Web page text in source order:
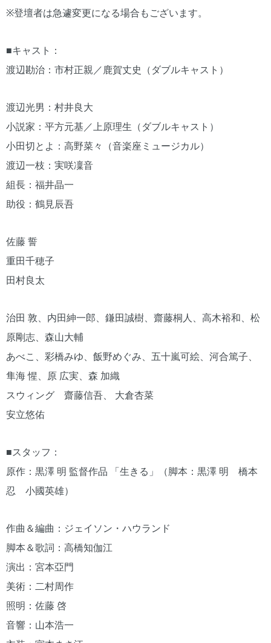
※登壇者は急遽変更になる場合もございます。
■キャスト：
渡辺勘治：市村正親／鹿賀丈史（ダブルキャスト）
渡辺光男：村井良大
小説家：平方元基／上原理生（ダブルキャスト）
小田切とよ：高野菜々（音楽座ミュージカル）
渡辺一枝：実咲凜音
組長：福井晶一
助役：鶴見辰吾
佐藤 誓
重田千穂子
田村良太
治田 敦、内田紳一郎、鎌田誠樹、齋藤桐人、高木裕和、松
原剛志、森山大輔
あべこ、彩橋みゆ、飯野めぐみ、五十嵐可絵、河合篤子、
隼海 惺、原 広実、森 加織
スウィング 齋藤信吾、 大倉杏菜
安立悠佑
■スタッフ：
原作：黒澤 明 監督作品 「生きる」（脚本：黒澤 明 橋本
忍 小國英雄）
作曲＆編曲：ジェイソン・ハウランド
脚本＆歌詞：高橋知伽江
演出：宮本亞門
美術：二村周作
照明：佐藤 啓
音響：山本浩一